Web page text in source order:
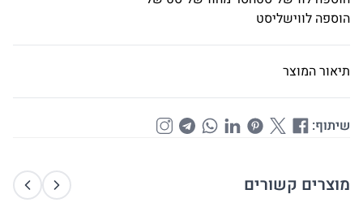
הוספה לווישליסט
תיאור המוצר
שיתוף:
מוצרים קשורים